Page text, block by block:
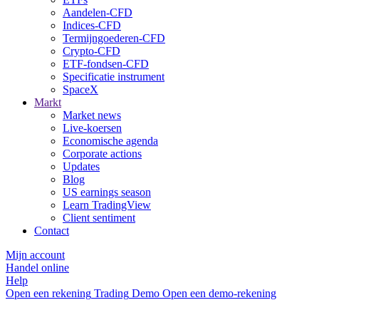
Aandelen-CFD
Indices-CFD
Termijngoederen-CFD
Crypto-CFD
ETF-fondsen-CFD
Specificatie instrument
SpaceX
Markt
Market news
Live-koersen
Economische agenda
Corporate actions
Updates
Blog
US earnings season
Learn TradingView
Client sentiment
Contact
Mijn account
Handel online
Help
Open een rekening Trading Demo Open een demo-rekening